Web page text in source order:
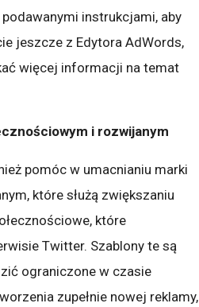
instrukcjami, aby
jeszcze z Edytora AdWords,
więcej informacji na temat
i rozwijanym
pomóc w umacnianiu marki
które służą zwiększaniu
które
Twitter. Szablony te są
ograniczone w czasie
zupełnie nowej reklamy,